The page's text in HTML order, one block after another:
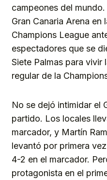
campeones del
Gran Canaria Arena en
Champions League
espectadores que se
Siete Palmas para vivir
regular de la
No se dejó intimidar el
partido. Los locales
marcador, y Martín
levantó por primera
4-2 en el marcador.
protagonista en el